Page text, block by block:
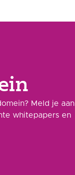
Meld je aan
whitepapers en